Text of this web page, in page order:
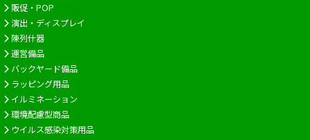
販促・POP
演出・ディスプレイ
陳列什器
運営備品
バックヤード備品
ラッピング用品
イルミネーション
環境配慮型商品
ウイルス感染対策用品